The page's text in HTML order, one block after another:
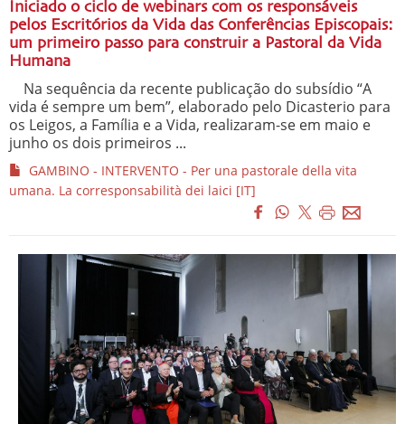
Iniciado o ciclo de webinars com os responsáveis
pelos Escritórios da Vida das Conferências Episcopais:
um primeiro passo para construir a Pastoral da Vida
Humana
Na sequência da recente publicação do subsídio “A
vida é sempre um bem”, elaborado pelo Dicasterio para
os Leigos, a Família e a Vida, realizaram-se em maio e
junho os dois primeiros ...
GAMBINO - INTERVENTO - Per una pastorale della vita
umana. La corresponsabilità dei laici [IT]